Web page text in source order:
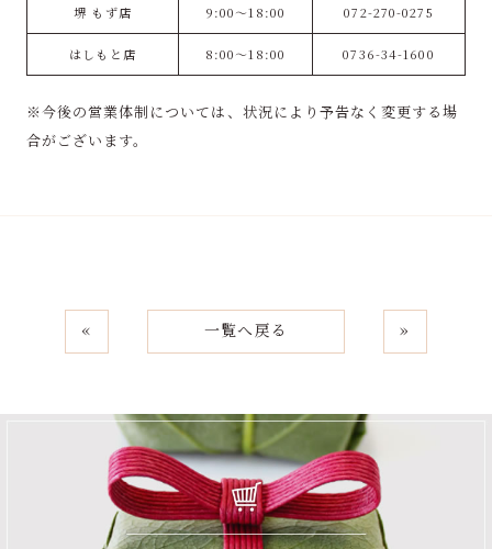
堺 もず店 9:00～18:00 072-270-0275
はしもと店 8:00～18:00 0736-34-1600
※今後の営業体制については、状況により予告なく変更する場
合がございます。
« 一覧へ戻る »